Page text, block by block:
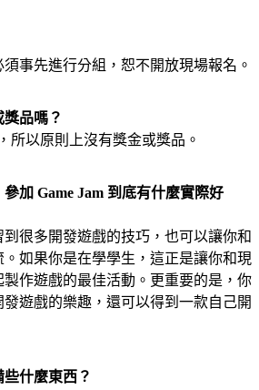
事先進行分組，恕不開放現場報名。
品嗎？
所以原則上沒有獎金或獎品。
加 Game Jam 到底有什麼實際好
很多開發遊戲的技巧，也可以讓你和
如果你是在學學生，這正是讓你和現
作遊戲的最佳活動。更重要的是，你
遊戲的樂趣，還可以得到一款自己開
什麼東西？